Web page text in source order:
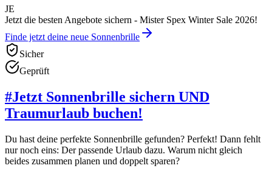
JE
Jetzt die besten Angebote sichern - Mister Spex Winter Sale 2026!
Finde jetzt deine neue Sonnenbrille
Sicher
Geprüft
#Jetzt Sonnenbrille sichern UND
Traumurlaub buchen!
Du hast deine perfekte Sonnenbrille gefunden? Perfekt! Dann fehlt
nur noch eins: Der passende Urlaub dazu. Warum nicht gleich
beides zusammen planen und doppelt sparen?